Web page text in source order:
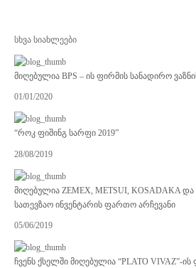
სხვა სიახლეები
მიღებულია BPS – ის ფირმის სანადირო
01/01/2020
“როკ ფიშინგ სარფი 2019”
28/08/2019
მიღებულია ZEMEX, METSUI, KOSADAKA
სათევზაო ინვენტარის ფართო არჩევანი
05/06/2019
ჩვენს ქსელში მიღებულია “PLATO VIVAZ”-